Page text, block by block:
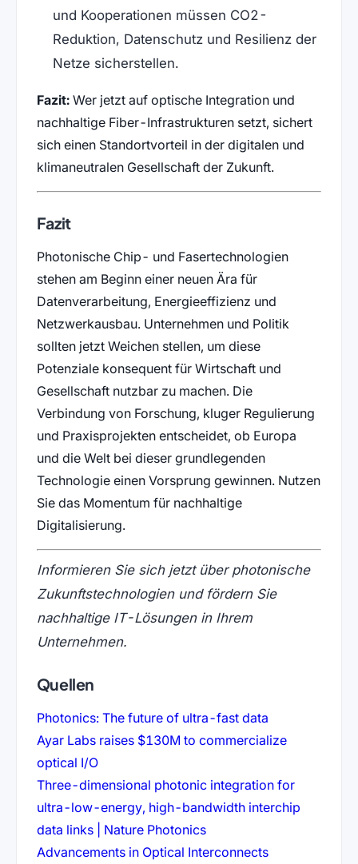
und Kooperationen müssen CO2-
Reduktion, Datenschutz und Resilienz der
Netze sicherstellen.
Fazit:Wer jetzt auf optische Integration und
nachhaltige Fiber-Infrastrukturen setzt, sichert
sich einen Standortvorteil in der digitalen und
klimaneutralen Gesellschaft der Zukunft.
Fazit
Photonische Chip- und Fasertechnologien
stehen am Beginn einer neuen Ära für
Datenverarbeitung, Energieeffizienz und
Netzwerkausbau. Unternehmen und Politik
sollten jetzt Weichen stellen, um diese
Potenziale konsequent für Wirtschaft und
Gesellschaft nutzbar zu machen. Die
Verbindung von Forschung, kluger Regulierung
und Praxisprojekten entscheidet, ob Europa
und die Welt bei dieser grundlegenden
Technologie einen Vorsprung gewinnen. Nutzen
Sie das Momentum für nachhaltige
Digitalisierung.
Informieren Sie sich jetzt über photonische
Zukunftstechnologien und fördern Sie
nachhaltige IT-Lösungen in Ihrem
Unternehmen.
Quellen
Photonics: The future of ultra-fast data(öffnet in
Ayar Labs raises $130M to commercialize
optical I/O(öffnet in neuem Tab)
Three-dimensional photonic integration for
ultra-low-energy, high-bandwidth interchip
data links | Nature Photonics(öffnet in neuem Tab)
Advancements in Optical Interconnects